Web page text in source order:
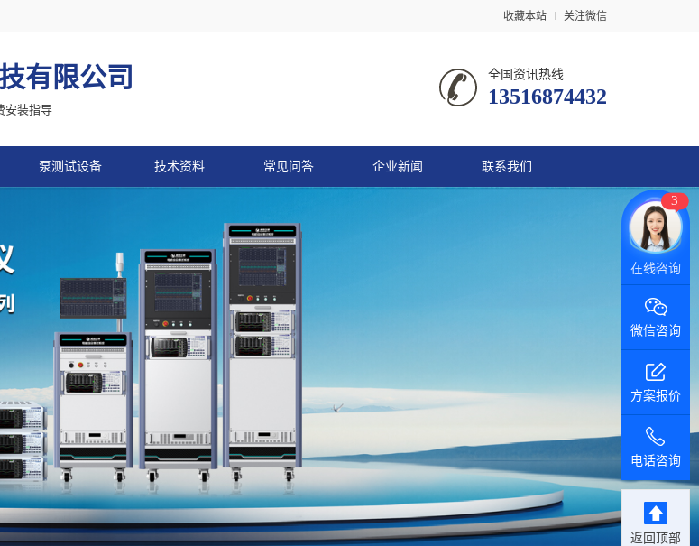
收藏本站 关注微信
有限公司
安装指导
全国资讯热线
13516874432
泵测试设备 技术资料 常见问答 企业新闻 联系我们
3
微信咨询
方案报价
电话咨询
返回顶部